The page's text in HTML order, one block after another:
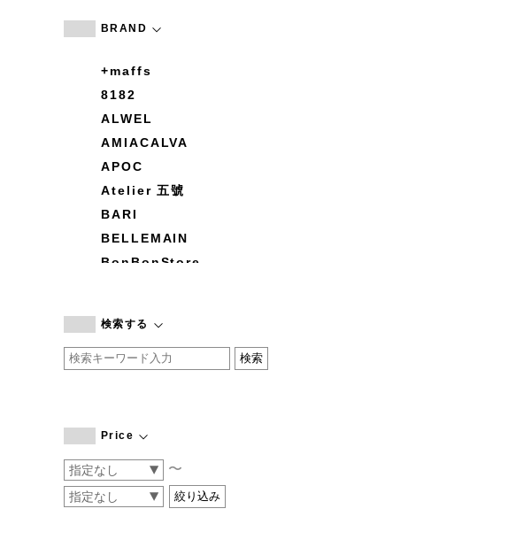
BRAND
+maffs
8182
ALWEL
AMIACALVA
APOC
Atelier 五號
BARI
BELLEMAIN
BonBonStore
by basics
CATWORTH
COGTHEBIGSMOKE
CONVERSE
DEAN & DELUCA
検索する
Price
〜